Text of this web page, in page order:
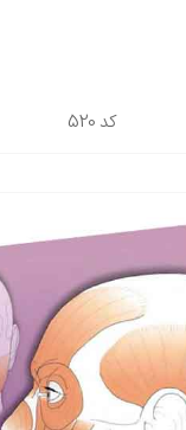
کد 520